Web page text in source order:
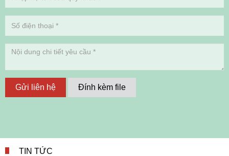
Gửi liên hệ Đính kèm file
TIN TỨC